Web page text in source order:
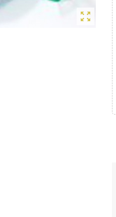
zoom_out_map